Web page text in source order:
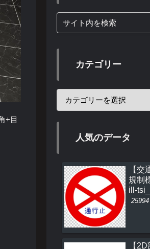
+目
カテゴリー
人気のデータ
【
規制
ill-
【